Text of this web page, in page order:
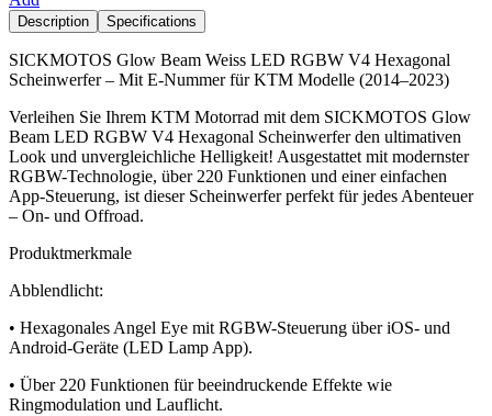
Description Specifications
SICKMOTOS Glow Beam Weiss LED RGBW V4 Hexagonal
Scheinwerfer – Mit E-Nummer für KTM Modelle (2014–2023)
Verleihen Sie Ihrem KTM Motorrad mit dem SICKMOTOS Glow
Beam LED RGBW V4 Hexagonal Scheinwerfer den ultimativen
Look und unvergleichliche Helligkeit! Ausgestattet mit modernster
RGBW-Technologie, über 220 Funktionen und einer einfachen
App-Steuerung, ist dieser Scheinwerfer perfekt für jedes Abenteuer
– On- und Offroad.
Produktmerkmale
Abblendlicht:
• Hexagonales Angel Eye mit RGBW-Steuerung über iOS- und
Android-Geräte (LED Lamp App).
• Über 220 Funktionen für beeindruckende Effekte wie
Ringmodulation und Lauflicht.